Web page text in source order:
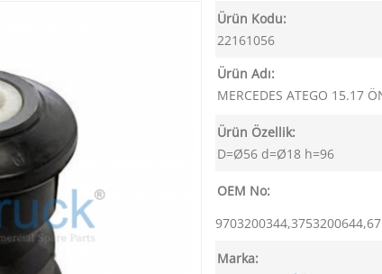
Ürün Kodu:
22161056
Ürün Adı:
MERCEDES ATEGO 15.17
Ürün Özellik:
D=Ø56 d=Ø18 h=96
OEM No:
Marka: